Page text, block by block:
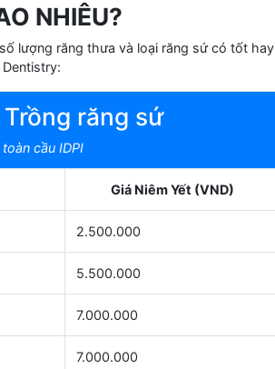
NHIÊU?
lượng răng thưa và loại răng sứ có tốt hay
răng sứ
cầu IDPI
Giá Niêm Yết (VND)
2.500.000
5.500.000
7.000.000
7.000.000